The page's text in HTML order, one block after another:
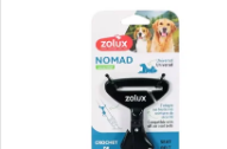
ABC szerint